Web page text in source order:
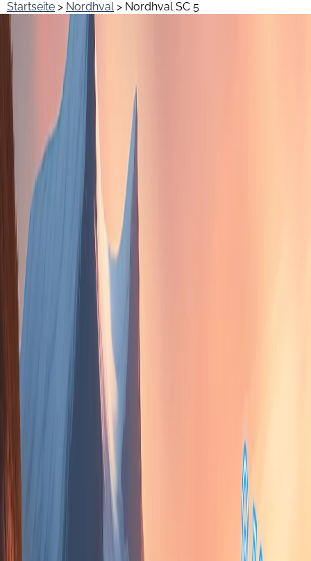
Startseite > Nordhval> Nordhval SC 5